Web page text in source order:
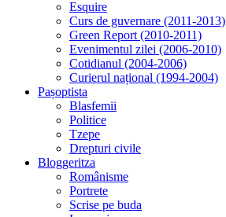
Esquire
Curs de guvernare (2011-2013)
Green Report (2010-2011)
Evenimentul zilei (2006-2010)
Cotidianul (2004-2006)
Curierul național (1994-2004)
Pașoptista
Blasfemii
Politice
Tzepe
Drepturi civile
Bloggeritza
Românisme
Portrete
Scrise pe buda